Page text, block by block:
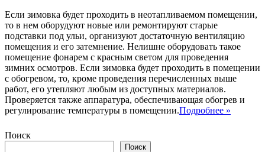
Если зимовка будет проходить в неотапливаемом помещении,
то в нем оборудуют новые или ремонтируют старые
подставки под ульи, организуют достаточную вентиляцию
помещения и его затемнение. Нелишне оборудовать такое
помещение фонарем с красным светом для проведения
зимних осмотров. Если зимовка будет проходить в помещении
с обогревом, то, кроме проведения перечисленных выше
работ, его утепляют любым из доступных материалов.
Проверяется также аппаратура, обеспечивающая обогрев и
регулирование температуры в помещении.Подробнее »
Поиск
Поиск